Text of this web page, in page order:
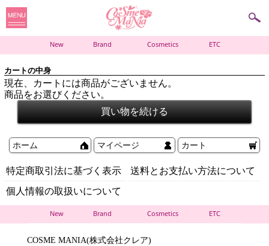
New Brand Cosmetics ETC
カートの中身
現在、カートには商品がございません。
商品をお選びください。
ホーム マイページ カート
特定商取引法に基づく表示
送料とお支払い方法について
個人情報の取扱いについて
New Brand Cosmetics ETC
COSME MANIA(株式会社クレア)